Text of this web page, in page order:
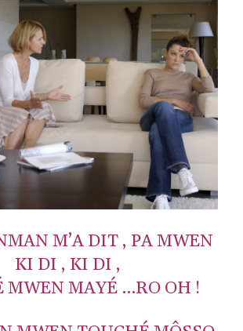
M’A DIT , PA MWEN
KI DI , KI DI ,
MWEN MAYÉ …RO OH !